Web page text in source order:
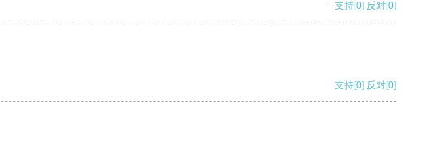
支持[0] 反对[0]
支持[0] 反对[0]